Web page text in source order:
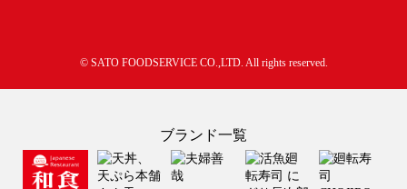
© SATO FOODSERVICE CO.,LTD. All rights reserved.
ブランド一覧